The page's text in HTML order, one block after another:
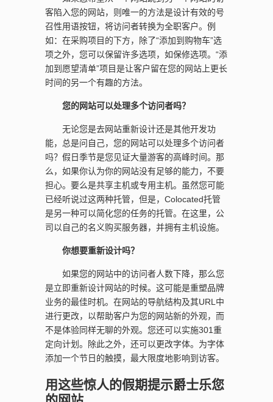
客陷入您的网站，则唯一的方法是设计有效的号
召性用语按钮，将访问者转换为全职客户。例
如：在采购项目的下方，除了“添加到购物车”选
项之外，您可以保留许多选项，如保修选项。“添
加到愿望清单”项目是让客户留在您的网站上更长
时间的另一个有趣的方法。
您的网站可以处理多个访问者吗？
无论您是去网站重新设计还是其他开发功
能，总是问自己，您的网站可以处理多个访问者
吗？假日季节是您见证大量游客的高峰时间。那
么，如果你认为你的网站没有足够的能力，不要
担心。要么是共享主机或专用主机。虽然您可能
已经听说过这两种托管，但是，Colocated托管
是另一种可以简化您的任务的托管。在这里，公
司以自己的名义购买服务器，并拥有主机设施。
你想要重新设计吗？
如果您的网站中的访问者人数下降，那么您
是立即重新设计网站的时候。这可能是重塑品牌
业务的最佳时机。在网站的导航结构及其URL中
进行更改，以帮助客户为您的网站新的外观，而
不是体验同样无聊的外观。您还可以实施301重
定向计划。除此之外，还可以更改字体。为字体
添加一个节日的触摸，最大限度地影响到访客。
用这些惊人的假期提示爵士乐您